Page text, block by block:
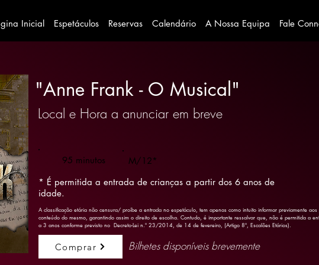
Inicial Espetáculos Reservas Calendário A Nossa Equipa Fale
"Anne Frank - O Musical"
Local e Hora a anunciar em breve
95 minutos
M/12*
* É permitida a entrada de crianças a partir dos 6 anos de
idade.
A classificação etária não censura/ proíbe a entrada no espetáculo, tem apenas como intuito informar previamente
conteúdo do mesmo, garantindo assim o direito de escolha. Contudo, é importante ressalvar que, não é permitida a
a 3 anos conforme previsto no Decreto-Lei n.º 23/2014, de 14 de fevereiro, (Artigo 8º, Escalões Etários).
Comprar Bilhetes disponíveis brevemente